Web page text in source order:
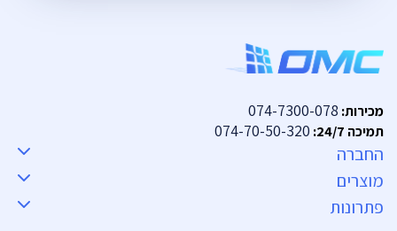
מכירות: 074-7300-078
תמיכה 24/7: 074-70-50-320
החברה
מוצרים
פתרונות